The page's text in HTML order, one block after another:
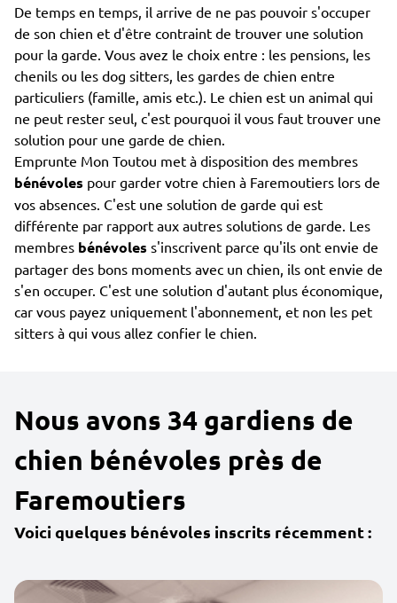
De temps en temps, il arrive de ne pas pouvoir s'occuper
de son chien et d'être contraint de trouver une solution
pour la garde. Vous avez le choix entre : les pensions, les
chenils ou les dog sitters, les gardes de chien entre
particuliers (famille, amis etc.). Le chien est un animal qui
ne peut rester seul, c'est pourquoi il vous faut trouver une
solution pour une garde de chien.
Emprunte Mon Toutou met à disposition des membres
bénévoles pour garder votre chien à Faremoutiers lors de
vos absences. C'est une solution de garde qui est
différente par rapport aux autres solutions de garde. Les
membres bénévoles s'inscrivent parce qu'ils ont envie de
partager des bons moments avec un chien, ils ont envie de
s'en occuper. C'est une solution d'autant plus économique,
car vous payez uniquement l'abonnement, et non les pet
sitters à qui vous allez confier le chien.
Nous avons 34 gardiens de
chien bénévoles près de
Faremoutiers
Voici quelques bénévoles inscrits récemment :